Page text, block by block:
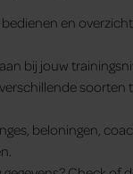
en
bij jouw
beloningen,